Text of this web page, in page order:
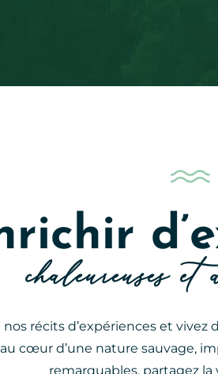
chaleureuses et
nos récits d’expériences et
cœur d’une nature sauvage,
remarquables, partagez la